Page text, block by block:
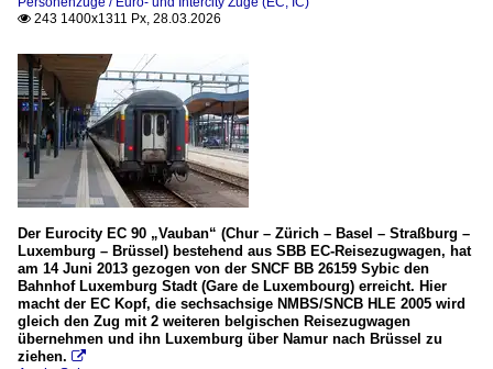
 243 1400x1311 Px, 28.03.2026
Der Eurocity EC 90 „Vauban“ (Chur – Zürich – Basel – Straßburg –
Luxemburg – Brüssel) bestehend aus SBB EC-Reisezugwagen, hat
am 14 Juni 2013 gezogen von der SNCF BB 26159 Sybic den
Bahnhof Luxemburg Stadt (Gare de Luxembourg) erreicht. Hier
macht der EC Kopf, die sechsachsige NMBS/SNCB HLE 2005 wird
gleich den Zug mit 2 weiteren belgischen Reisezugwagen
übernehmen und ihn Luxemburg über Namur nach Brüssel zu
ziehen. 